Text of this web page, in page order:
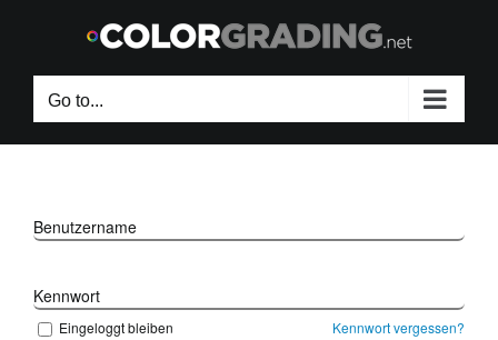
content
Go to...
Benutzername
Kennwort
Eingeloggt bleiben Kennwort vergessen?